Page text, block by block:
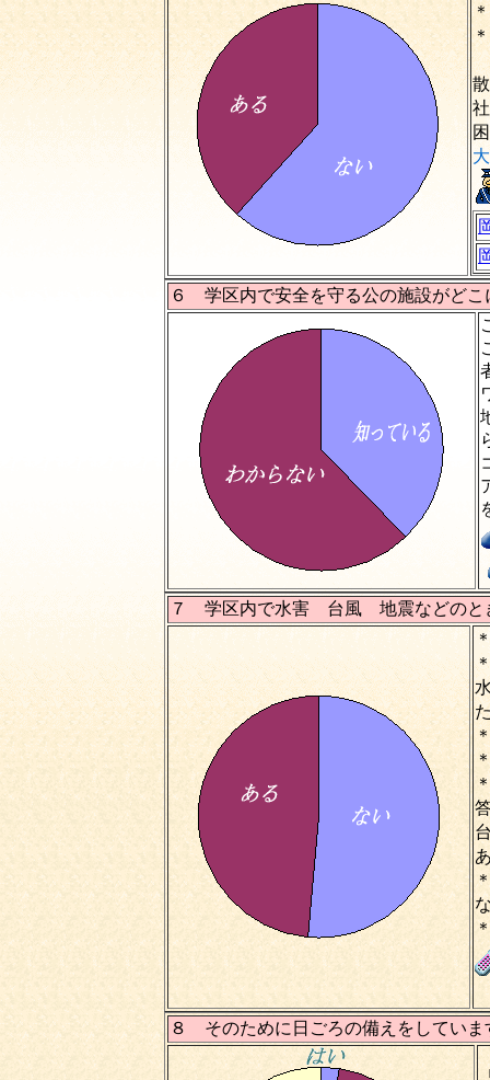
６ 学区内で安全を守る公の施設がどこ
７ 学区内で水害 台風 地震などのと
８ そのために日ごろの備えをしてい